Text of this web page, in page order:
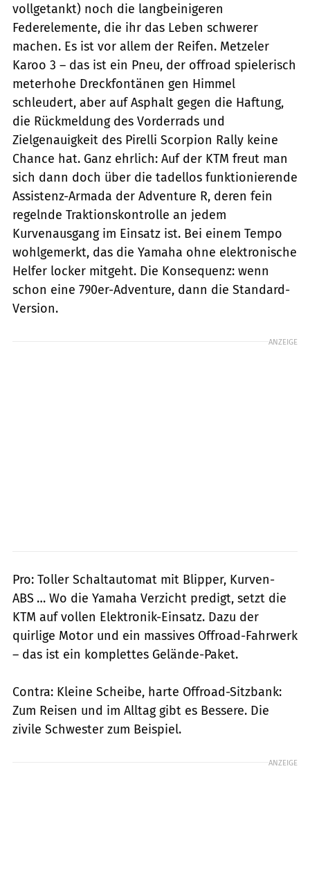
vollgetankt) noch die langbeinigeren
Federelemente, die ihr das Leben schwerer
machen. Es ist vor allem der Reifen. Metzeler
Karoo 3 – das ist ein Pneu, der offroad spielerisch
meterhohe Dreckfontänen gen Himmel
schleudert, aber auf Asphalt gegen die Haftung,
die Rückmeldung des Vorderrads und
Zielgenauigkeit des Pirelli Scorpion Rally keine
Chance hat. Ganz ehrlich: Auf der KTM freut man
sich dann doch über die tadellos funktionierende
Assistenz-Armada der Adventure R, deren fein
regelnde Traktionskontrolle an jedem
Kurvenausgang im Einsatz ist. Bei einem Tempo
wohlgemerkt, das die Yamaha ohne elektronische
Helfer locker mitgeht. Die Konsequenz: wenn
schon eine 790er-Adventure, dann die Standard-
Version.
ANZEIGE
Pro: Toller Schaltautomat mit Blipper, Kurven-
ABS … Wo die Yamaha Verzicht predigt, setzt die
KTM auf vollen Elektronik-Einsatz. Dazu der
quirlige Motor und ein massives Offroad-Fahrwerk
– das ist ein komplettes Gelände-Paket.
Contra: Kleine Scheibe, harte Offroad-Sitzbank:
Zum Reisen und im Alltag gibt es Bessere. Die
zivile Schwester zum Beispiel.
ANZEIGE